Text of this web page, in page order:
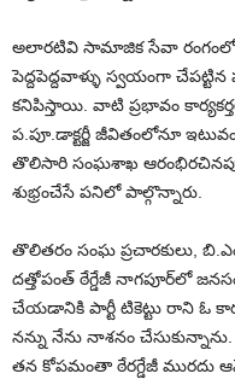
అలారటివి సామాజిక సేవా రంగంలో
పెద్దపెద్దవాళ్ళు స్వయంగా
కనిపిస్తాయి. వాటి ప్రభావం
ప.పూ.డాక్టర్జీ జీవితంలోనూ
తొలిసారి సంఘశాఖ
శుభ్రంచేసే పనిలో పాల్గొన్నారు.
తొలితరం సంఘ ప్రచారకులు,
దత్తోపంత్‌ ఠేగ్డేజీ నాగపూర్‌లో
చేయడానికి పార్టీ టికెట్టు రాని ఓ
నన్ను నేను నాశనం
తన కోపమంతా ఠేరగ్డేజీ మురదు